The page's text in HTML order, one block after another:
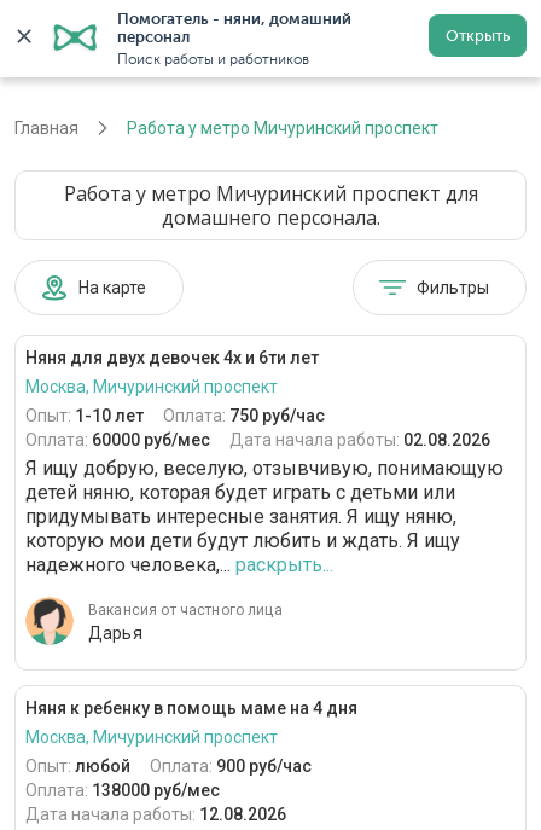
Помогатель - няни, домашний
персонал
Поиск работы и работников
Открыть
Регистрация
Главная Работа у метро Мичуринский проспект
Работа у метро Мичуринский проспект для
домашнего персонала.
На карте Фильтры
Няня для двух девочек 4х и 6ти лет
Москва, Мичуринский проспект
Опыт: 1-10 лет Оплата: 750 руб/час
Оплата: 60000 руб/мес Дата начала работы: 02.08.2026
Я ищу добрую, веселую, отзывчивую, понимающую
детей няню, которая будет играть с детьми или
придумывать интересные занятия. Я ищу няню,
которую мои дети будут любить и ждать. Я ищу
надежного человека,... раскрыть...
Вакансия от частного лица
Дарья
Няня к ребенку в помощь маме на 4 дня
Москва, Мичуринский проспект
Опыт: любой Оплата: 900 руб/час
Оплата: 138000 руб/мес
Дата начала работы: 12.08.2026